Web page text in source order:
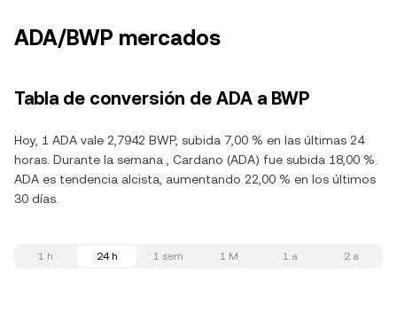
ADA/BWP mercados
Tabla de conversión de ADA a BWP
Hoy, 1 ADA vale 2,7942 BWP, subida 7,00 % en las últimas 24
horas. Durante la semana , Cardano (ADA) fue subida 18,00 %.
ADA es tendencia alcista, aumentando 22,00 % en los últimos
30 días.
1 h 24 h 1 sem 1 M 1 a 2 a